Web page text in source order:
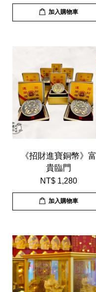
加入購物車
《招財進寶銅幣》富
貴臨門
NT$ 1,280
加入購物車